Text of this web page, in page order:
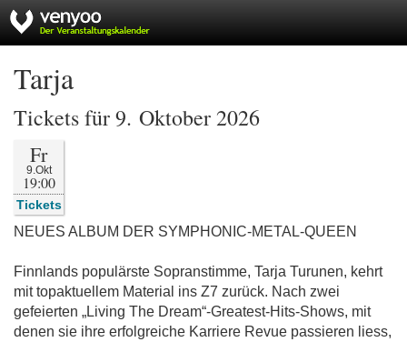
Tarja
Tickets für 9. Oktober 2026
Fr
9.Okt
19:00
Tickets
NEUES ALBUM DER SYMPHONIC-METAL-QUEEN
Finnlands populärste Sopranstimme, Tarja Turunen, kehrt
mit topaktuellem Material ins Z7 zurück. Nach zwei
gefeierten „Living The Dream“-Greatest-Hits-Shows, mit
denen sie ihre erfolgreiche Karriere Revue passieren liess,